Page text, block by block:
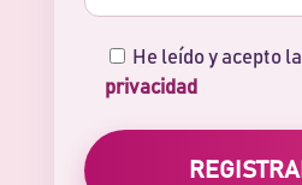
He leído y acepto la
privacidad